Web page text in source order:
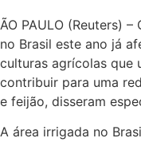
ÃO PAULO (Reuters)
no Brasil este ano já
culturas agrícolas que
contribuir para uma
e feijão, disseram
A área irrigada no